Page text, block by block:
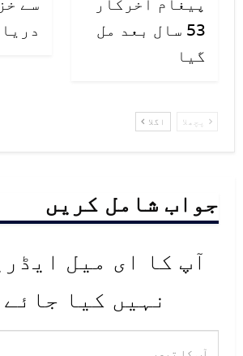
اینڈریا نے گزشتہ ہفتے
بعد میں وائرل ہوگئی۔
53 سال بعد مل
گیا
پچھلا اگلا
جواب شامل کریں
آپ کا ای میل
نہیں کیا